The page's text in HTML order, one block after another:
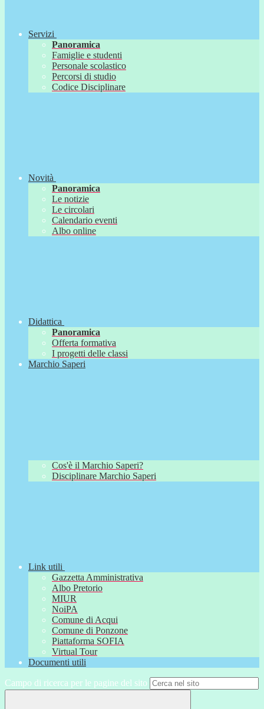
Servizi
Panoramica
Famiglie e studenti
Personale scolastico
Percorsi di studio
Codice Disciplinare
Novità
Panoramica
Le notizie
Le circolari
Calendario eventi
Albo online
Didattica
Panoramica
Offerta formativa
I progetti delle classi
Marchio Saperi
Cos'è il Marchio Saperi?
Disciplinare Marchio Saperi
Link utili
Gazzetta Amministrativa
Albo Pretorio
MIUR
NoiPA
Comune di Acqui
Comune di Ponzone
Piattaforma SOFIA
Virtual Tour
Documenti utili
Campo di ricerca per le pagine del sito